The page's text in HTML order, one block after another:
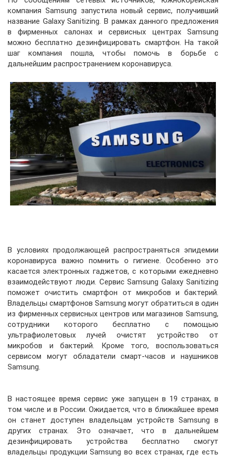
компания Samsung запустила новый сервис, получивший
название Galaxy Sanitizing. В рамках данного предложения
в фирменных салонах и сервисных центрах Samsung
можно бесплатно дезинфицировать смартфон. На такой
шаг компания пошла, чтобы помочь в борьбе с
дальнейшим распространением коронавируса.
В условиях продолжающей распространяться эпидемии
коронавируса важно помнить о гигиене. Особенно это
касается электронных гаджетов, с которыми ежедневно
взаимодействуют люди. Сервис Samsung Galaxy Sanitizing
поможет очистить смартфон от микробов и бактерий.
Владельцы смартфонов Samsung могут обратиться в один
из фирменных сервисных центров или магазинов Samsung,
сотрудники которого бесплатно с помощью
ультрафиолетовых лучей очистят устройство от
микробов и бактерий. Кроме того, воспользоваться
сервисом могут обладатели смарт-часов и наушников
Samsung.
В настоящее время сервис уже запущен в 19 странах, в
том числе и в России. Ожидается, что в ближайшее время
он станет доступен владельцам устройств Samsung в
других странах. Это означает, что в дальнейшем
дезинфицировать устройства бесплатно смогут
владельцы продукции Samsung во всех странах, где есть